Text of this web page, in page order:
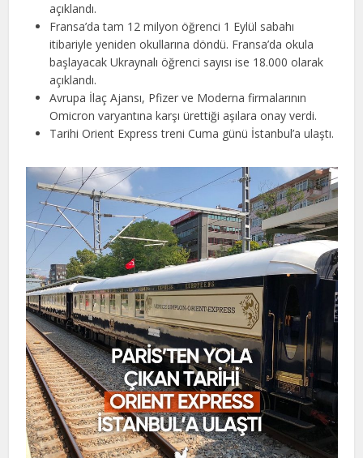
açıklandı.
Fransa’da tam 12 milyon öğrenci 1 Eylül sabahı
itibariyle yeniden okullarına döndü. Fransa’da okula
başlayacak Ukraynalı öğrenci sayısı ise 18.000 olarak
açıklandı.
Avrupa İlaç Ajansı, Pfizer ve Moderna firmalarının
Omicron varyantına karşı ürettiği aşılara onay verdi.
Tarihi Orient Express treni Cuma günü İstanbul’a ulaştı.